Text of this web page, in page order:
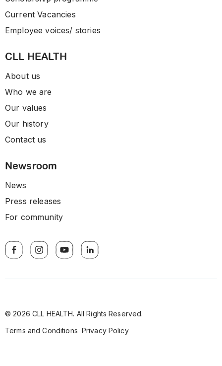
Current Vacancies
Employee voices/ stories
CLL HEALTH
About us
Who we are
Our values
Our history
Contact us
Newsroom
News
Press releases
For community
© 2026 CLL HEALTH. All Rights Reserved.
Terms and Conditions Privacy Policy